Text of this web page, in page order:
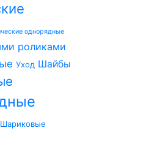
однорядные
роликами
Уход Шайбы
Шариковые